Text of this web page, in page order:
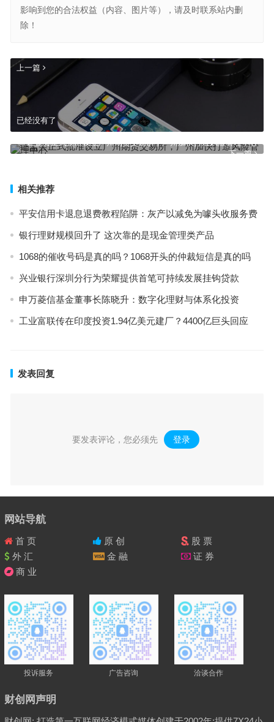
影响到您的合法权益（内容、图片等），请及时联系站内删
除！
上一篇
已经没有了
下一篇
证监会正式批准设立广州期货交易所，广州加快打造风险管理中心
相关推荐
平安信用卡退息退费教程陷阱：灰产以减免为噱头收服务费
银行理财规模回升了 这次靠的是现金管理类产品
1068的催收号码是真的吗？1068开头的仲裁短信是真的吗
兴业银行深圳分行为荣耀提供首笔可持续发展挂钩贷款
申万菱信基金董事长陈晓升：数字化理财与体系化投资
工业富联传在印度投资1.94亿美元建厂？4400亿巨头回应
发表回复
要发表评论，您必须先 登录 。
网站导航
首 页 原 创
股 票
外 汇
金 融
证 券
商 业
投诉服务 广告咨询 洽谈合作
财创网声明